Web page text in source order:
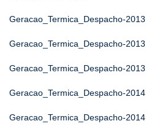
Geracao_Termica_Despacho-2013
Geracao_Termica_Despacho-2013
Geracao_Termica_Despacho-2013
Geracao_Termica_Despacho-2014
Geracao_Termica_Despacho-2014